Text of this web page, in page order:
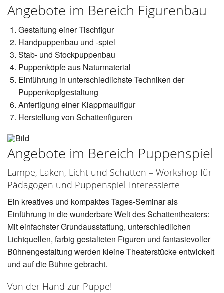
Angebote im Bereich Figurenbau
Gestaltung einer Tischfigur
Handpuppenbau und -spiel
Stab- und Stockpuppenbau
Puppenköpfe aus Naturmaterial
Einführung in unterschiedlichste Techniken der
Puppenkopfgestaltung
Anfertigung einer Klappmaulfigur
Herstellung von Schattenfiguren
Angebote im Bereich Puppenspiel
Lampe, Laken, Licht und Schatten – Workshop für
Pädagogen und Puppenspiel-Interessierte
Ein kreatives und kompaktes Tages-Seminar als
Einführung in die wunderbare Welt des Schattentheaters:
Mit einfachster Grundausstattung, unterschiedlichen
Lichtquellen, farbig gestalteten Figuren und fantasievoller
Bühnengestaltung werden kleine Theaterstücke entwickelt
und auf die Bühne gebracht.
Von der Hand zur Puppe!